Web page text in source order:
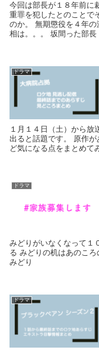
今回は部長が１８年前に
重罪を犯したとのことで
のか。 無期懲役を４年
相は。。。 坂間った部長
ドラマ
１月１４日（土）から放
出ると話題です。 原作
ど気になる点をまとめて
ドラマ
みどりがいなくなって１
る みどりの机はあのこ
みどり
ドラマ